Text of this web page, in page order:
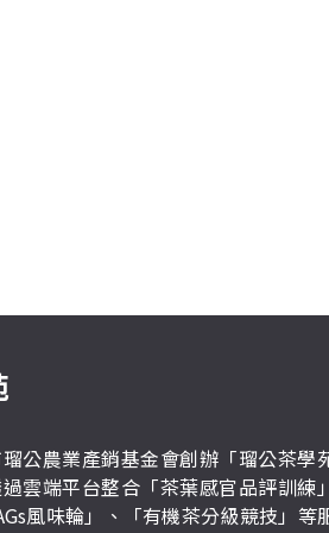
公農業產銷基金會創辦「瑠公茶學
雲端平台整合「茶葉感官品評訓練
風味輪」、「有機茶分級競技」等